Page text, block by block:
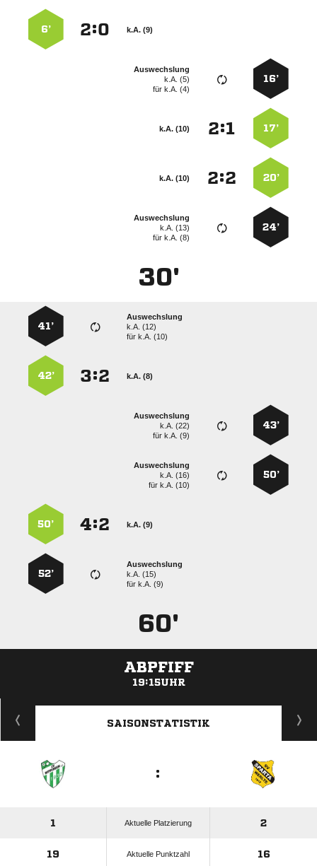
k.A. (9)
:
6’
16’
Auswechslung
k.A. (5)
fürk.A. (4)
17’
:
k.A. (10)
20’
:
k.A. (10)
24’
Auswechslung
k.A. (13)
fürk.A. (8)
30'
Auswechslung
k.A. (12)
fürk.A. (10)
41’
k.A. (8)
:
42’
43’
Auswechslung
k.A. (22)
fürk.A. (9)
50’
Auswechslung
k.A. (16)
fürk.A. (10)
k.A. (9)
:
50’
Auswechslung
k.A. (15)
fürk.A. (9)
52’
60'
ABPFIFF
19:15UHR
ANZEIGE
SAISONSTATISTIK
:
1 Aktuelle Platzierung 2
19 Aktuelle Punktzahl 16